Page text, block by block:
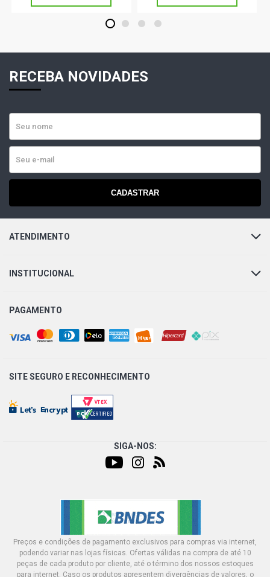
1 2 3 4
RECEBA NOVIDADES
CADASTRAR
ATENDIMENTO
INSTITUCIONAL
PAGAMENTO
SITE SEGURO E RECONHECIMENTO
SIGA-NOS:
Preços e condições de pagamento exclusivos para compras via internet,
podendo variar nas lojas físicas. Ofertas válidas na compra de até 10
peças de cada produto por cliente, até o término dos nossos estoques
para internet. Caso os produtos apresentem divergências de valores, o